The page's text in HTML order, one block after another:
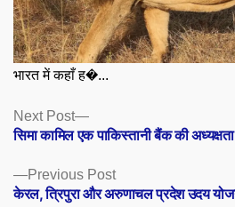
भारत में कहाँ ह�...
Posts
navigation
Previous PostPrevious
post:
केरल, त्रिपुरा और अरुणाचल प्रदेश उदय
Next Post
Next
post:
सिमा कामिल एक पाकिस्तानी बैंक की